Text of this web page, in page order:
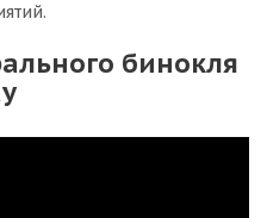
бинокля